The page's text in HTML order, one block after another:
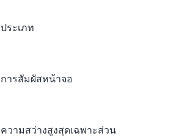
ประเภท
การสัมผัสหน้าจอ
ความสว่างสูงสุดเฉพาะส่วน